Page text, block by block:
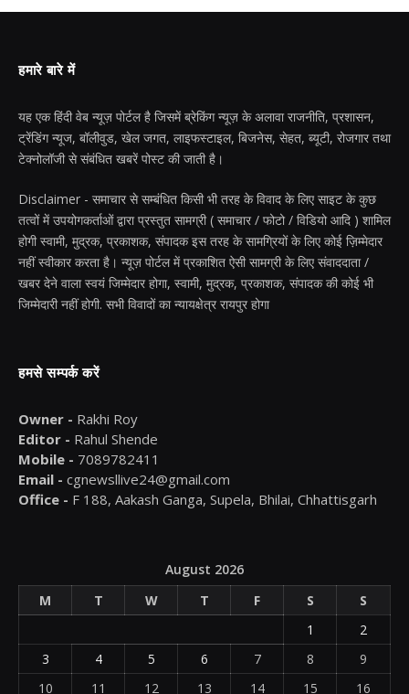
हमारे बारे में
यह एक हिंदी वेब न्यूज़ पोर्टल है जिसमें ब्रेकिंग न्यूज़ के अलावा राजनीति, प्रशासन,
ट्रेंडिंग न्यूज, बॉलीवुड, खेल जगत, लाइफस्टाइल, बिजनेस, सेहत, ब्यूटी, रोजगार तथा
टेक्नोलॉजी से संबंधित खबरें पोस्ट की जाती है।
Disclaimer - समाचार से सम्बंधित किसी भी तरह के विवाद के लिए साइट के कुछ
तत्वों में उपयोगकर्ताओं द्वारा प्रस्तुत सामग्री ( समाचार / फोटो / विडियो आदि ) शामिल
होगी स्वामी, मुद्रक, प्रकाशक, संपादक इस तरह के सामग्रियों के लिए कोई ज़िम्मेदार
नहीं स्वीकार करता है। न्यूज़ पोर्टल में प्रकाशित ऐसी सामग्री के लिए संवाददाता /
खबर देने वाला स्वयं जिम्मेदार होगा, स्वामी, मुद्रक, प्रकाशक, संपादक की कोई भी
जिम्मेदारी नहीं होगी. सभी विवादों का न्यायक्षेत्र रायपुर होगा
हमसे सम्पर्क करें
Owner - Rakhi Roy
Editor - Rahul Shende
Mobile - 7089782411
Email - cgnewsllive24@gmail.com
Office - F 188, Aakash Ganga, Supela, Bhilai, Chhattisgarh
August 2026
M
T W T F S
S
1
2
3
4 5 6 7 8
9
10
11 12 13 14 15 16